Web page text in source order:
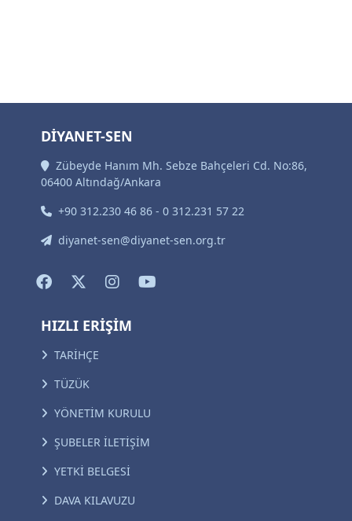
DİYANET-SEN
Zübeyde Hanım Mh. Sebze Bahçeleri Cd. No:86,
06400 Altındağ/Ankara
+90 312.230 46 86 - 0 312.231 57 22
diyanet-sen@diyanet-sen.org.tr
HIZLI ERİŞİM
TARİHÇE
TÜZÜK
YÖNETİM KURULU
ŞUBELER İLETİŞİM
YETKİ BELGESİ
DAVA KILAVUZU